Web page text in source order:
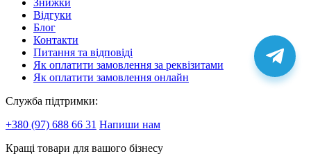
Знижки
Відгуки
Блог
Контакти
Питання та відповіді
Як оплатити замовлення за реквізитами
Як оплатити замовлення онлайн
Служба підтримки:
+380 (97) 688 66 31 Напиши нам
Кращі товари для вашого бізнесу